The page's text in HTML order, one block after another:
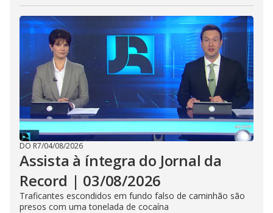
DO R7/04/08/2026
Assista à íntegra do Jornal da
Record | 03/08/2026
Traficantes escondidos em fundo falso de caminhão são
presos com uma tonelada de cocaína